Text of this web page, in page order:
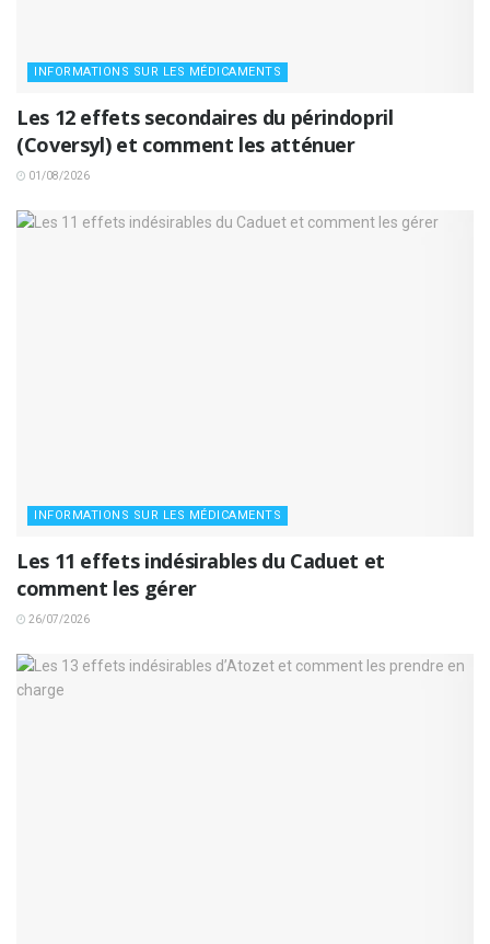
INFORMATIONS SUR LES MÉDICAMENTS
Les 12 effets secondaires du périndopril
(Coversyl) et comment les atténuer
01/08/2026
INFORMATIONS SUR LES MÉDICAMENTS
Les 11 effets indésirables du Caduet et
comment les gérer
26/07/2026